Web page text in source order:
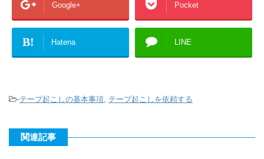
Google+ Pocket
B! Hatena LINE
-テープ起こしの基本事項, テープ起こしを依頼する
関連記事